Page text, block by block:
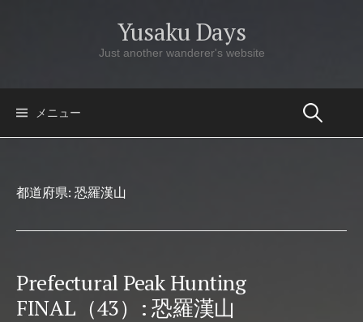
ツ
Yusaku Days
Just another wanderer's website
メニュー
都道府県:恐羅漢山
Prefectural Peak Hunting
FINAL（43）: 恐羅漢山